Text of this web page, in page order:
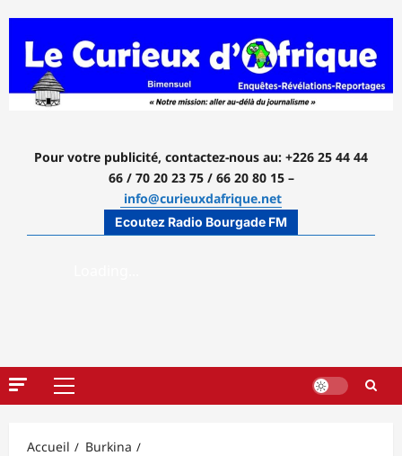
contenu
Pour votre publicité, contactez-nous au: +226 25 44 44
66 / 70 20 23 75 / 66 20 80 15 –
info@curieuxdafrique.net
Ecoutez Radio Bourgade FM
Menu
Accueil
Burkina